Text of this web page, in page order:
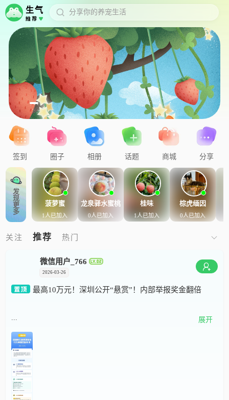
生气
推荐
分享你的养宠生活
关注
附近
签到 圈子 相册 话题 商城 分享
发现更多 菠萝蜜
1人已加入
龙泉驿水蜜桃
0人已加入
桂味
1人已加入
棕虎缅因
0人已加入
关注 推荐 热门
微信用户_766
2026-03-26
最高10万元！深圳公开“悬赏”！内部举报奖金翻倍
随手举报生态环境违法行为，不仅能为守护深圳蓝天碧水出
力，还能获得最高10万元的年度奖励。近日，深圳市生态环
境局出台《深圳市生态环境违法行为举报奖励办法》（以下
简称《办法》），明确了11类纳入举报奖励范围的生态
... 展开